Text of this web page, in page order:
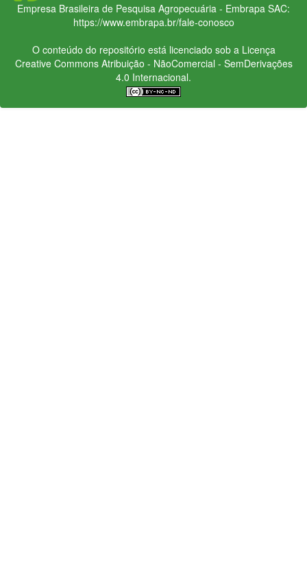
Empresa Brasileira de Pesquisa Agropecuária - Embrapa SAC:
https://www.embrapa.br/fale-conosco
O conteúdo do repositório está licenciado sob a Licença
Creative CommonsAtribuição - NãoComercial - SemDerivações
4.0 Internacional.